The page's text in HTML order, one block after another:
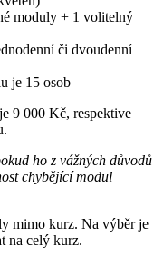
moduly + 1 volitelný
či dvoudenní
je 15 osob
9 000 Kč, respektive
ho z vážných důvodů
chybějící modul
mimo kurz. Na výběr je
na celý kurz.